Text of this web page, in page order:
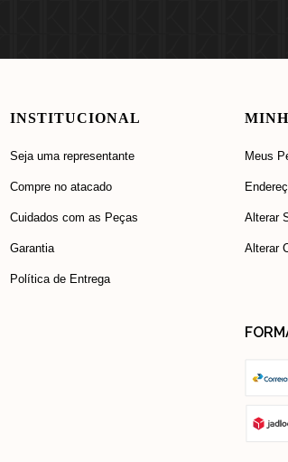
INSTITUCIONAL
Seja uma representante
Compre no atacado
Cuidados com as Peças
Garantia
Política de Entrega
Meus
Alterar
Alterar